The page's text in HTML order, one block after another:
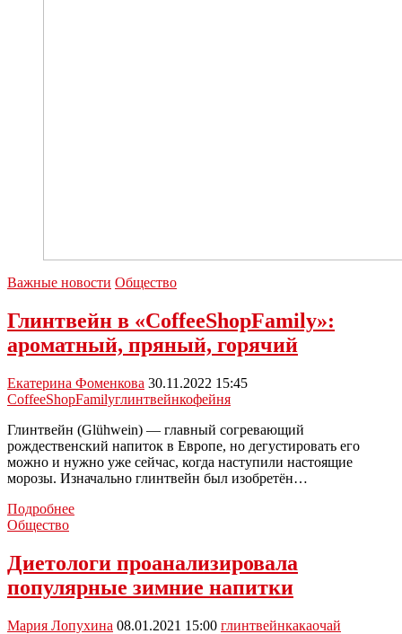
Важные новости Общество
Глинтвейн в «CoffeeShopFamily»:
ароматный, пряный, горячий
Екатерина Фоменкова 30.11.2022 15:45
CoffeeShopFamilyглинтвейнкофейня
Глинтвейн (Glühwein) — главный согревающий
рождественский напиток в Европе, но дегустировать его
можно и нужно уже сейчас, когда наступили настоящие
морозы. Изначально глинтвейн был изобретён…
ПодробнееГлинтвейн
пряный,
горячий
Общество
Диетологи проанализировала
популярные зимние напитки
Мария Лопухина 08.01.2021 15:00 глинтвейнкакаочай